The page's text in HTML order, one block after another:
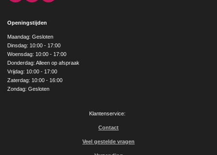
a
b
o
k
n
a
g
r
a
m
o
e
Openingstijden
Maandag: Gesloten
Dinsdag: 10:00 - 17:00
Woensdag: 10:00 - 17:00
Donderdag: Alleen op afspraak
Vrijdag: 10:00 - 17:00
Zaterdag: 10:00 - 16:00
Zondag: Gesloten
Klantenservice:
Contact
Veel gestelde vragen